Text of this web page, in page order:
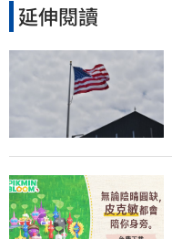
延伸閱讀